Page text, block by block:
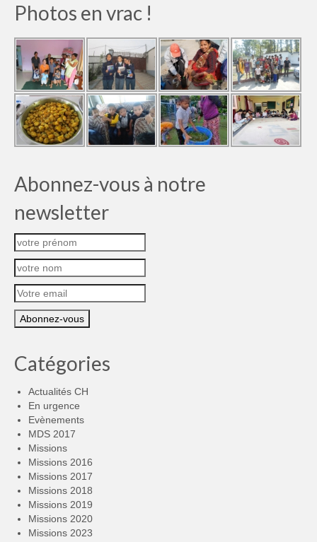
Photos en vrac !
Abonnez-vous à notre
newsletter
Catégories
Actualités CH
En urgence
Evènements
MDS 2017
Missions
Missions 2016
Missions 2017
Missions 2018
Missions 2019
Missions 2020
Missions 2023